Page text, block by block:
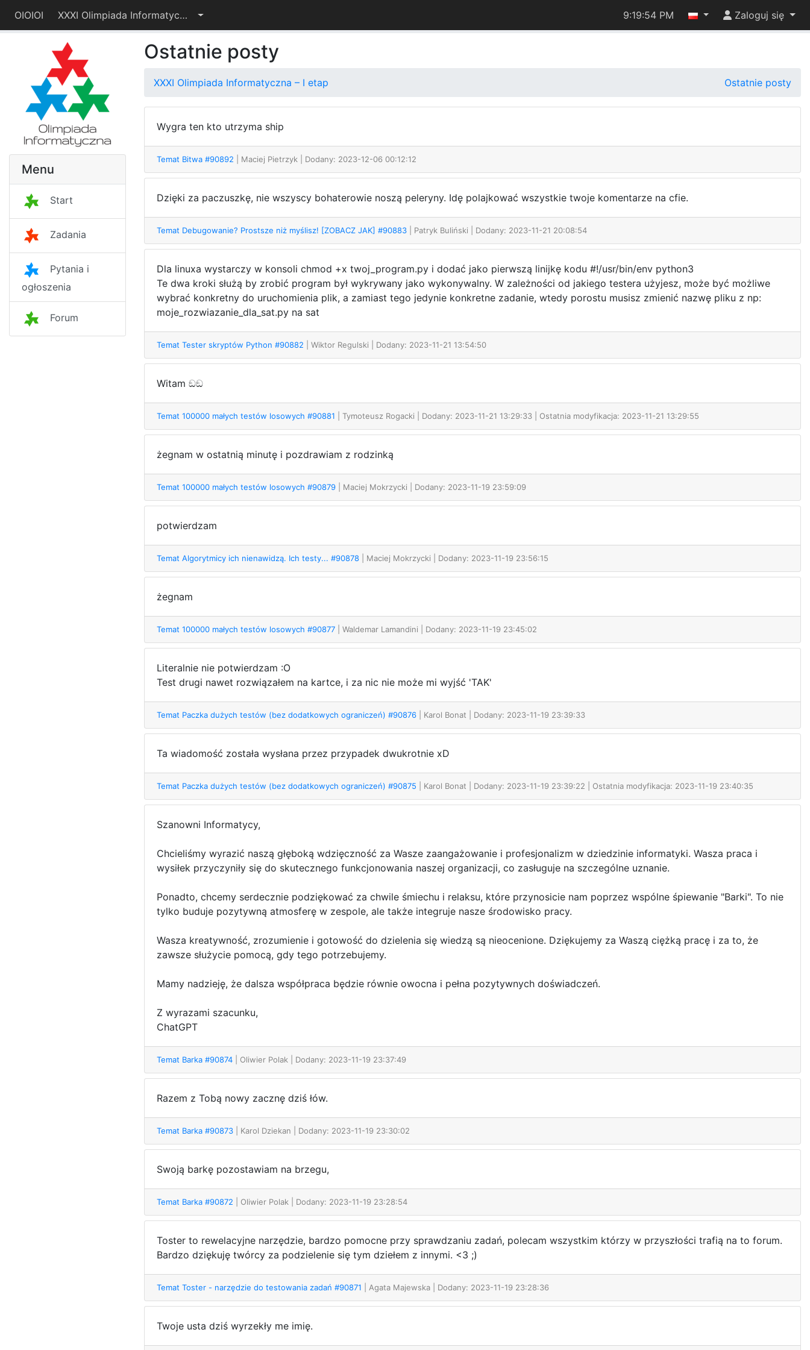
OIOIOI XXXI Olimpiada Informatyczna – I etap 9:19:54 PM Zaloguj się
Menu
Start
Zadania
Pytania i
ogłoszenia
Forum
Ostatnie posty
XXXI Olimpiada Informatyczna – I etap Ostatnie posty
Wygra ten kto utrzyma ship
Temat Bitwa #90892 | Maciej Pietrzyk | Dodany: 2023-12-06 00:12:12
Dzięki za paczuszkę, nie wszyscy bohaterowie noszą peleryny. Idę polajkować wszystkie twoje komentarze na cfie.
Temat Debugowanie? Prostsze niż myślisz! [ZOBACZ JAK] #90883 | Patryk Buliński | Dodany: 2023-11-21 20:08:54
Dla linuxa wystarczy w konsoli chmod +x twoj_program.py i dodać jako pierwszą linijkę kodu #!/usr/bin/env python3
Te dwa kroki służą by zrobić program był wykrywany jako wykonywalny. W zależności od jakiego testera użyjesz, może być możliwe
wybrać konkretny do uruchomienia plik, a zamiast tego jedynie konkretne zadanie, wtedy porostu musisz zmienić nazwę pliku z np:
moje_rozwiazanie_dla_sat.py na sat
Temat Tester skryptów Python #90882 | Wiktor Regulski | Dodany: 2023-11-21 13:54:50
Witam ඞඞ
Temat 100000 małych testów losowych #90881 | Tymoteusz Rogacki | Dodany: 2023-11-21 13:29:33 | Ostatnia modyfikacja: 2023-11-21 13:29:55
żegnam w ostatnią minutę i pozdrawiam z rodzinką
Temat 100000 małych testów losowych #90879 | Maciej Mokrzycki | Dodany: 2023-11-19 23:59:09
potwierdzam
Temat Algorytmicy ich nienawidzą. Ich testy... #90878 | Maciej Mokrzycki | Dodany: 2023-11-19 23:56:15
żegnam
Temat 100000 małych testów losowych #90877 | Waldemar Lamandini | Dodany: 2023-11-19 23:45:02
Literalnie nie potwierdzam :O
Test drugi nawet rozwiązałem na kartce, i za nic nie może mi wyjść 'TAK'
Temat Paczka dużych testów (bez dodatkowych ograniczeń) #90876 | Karol Bonat | Dodany: 2023-11-19 23:39:33
Ta wiadomość została wysłana przez przypadek dwukrotnie xD
Temat Paczka dużych testów (bez dodatkowych ograniczeń) #90875 | Karol Bonat | Dodany: 2023-11-19 23:39:22 | Ostatnia modyfikacja: 2023-11-19 23:40:35
Szanowni Informatycy,
Chcieliśmy wyrazić naszą głęboką wdzięczność za Wasze zaangażowanie i profesjonalizm w dziedzinie informatyki. Wasza praca i
wysiłek przyczyniły się do skutecznego funkcjonowania naszej organizacji, co zasługuje na szczególne uznanie.
Ponadto, chcemy serdecznie podziękować za chwile śmiechu i relaksu, które przynosicie nam poprzez wspólne śpiewanie "Barki". To nie
tylko buduje pozytywną atmosferę w zespole, ale także integruje nasze środowisko pracy.
Wasza kreatywność, zrozumienie i gotowość do dzielenia się wiedzą są nieocenione. Dziękujemy za Waszą ciężką pracę i za to, że
zawsze służycie pomocą, gdy tego potrzebujemy.
Mamy nadzieję, że dalsza współpraca będzie równie owocna i pełna pozytywnych doświadczeń.
Z wyrazami szacunku,
ChatGPT
Temat Barka #90874 | Oliwier Polak | Dodany: 2023-11-19 23:37:49
Razem z Tobą nowy zacznę dziś łów.
Temat Barka #90873 | Karol Dziekan | Dodany: 2023-11-19 23:30:02
Swoją barkę pozostawiam na brzegu,
Temat Barka #90872 | Oliwier Polak | Dodany: 2023-11-19 23:28:54
Toster to rewelacyjne narzędzie, bardzo pomocne przy sprawdzaniu zadań, polecam wszystkim którzy w przyszłości trafią na to forum.
Bardzo dziękuję twórcy za podzielenie się tym dziełem z innymi. <3 ;)
Temat Toster - narzędzie do testowania zadań #90871 | Agata Majewska | Dodany: 2023-11-19 23:28:36
Twoje usta dziś wyrzekły me imię.